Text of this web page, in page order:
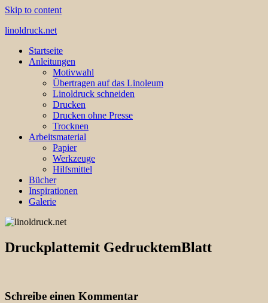
Skip to content
linoldruck.net
Anleitungen, Tutorials und Infos
Startseite
Anleitungen
Motivwahl
Übertragen auf das Linoleum
Linoldruck schneiden
Drucken
Drucken ohne Presse
Trocknen
Arbeitsmaterial
Papier
Werkzeuge
Hilfsmittel
Bücher
Inspirationen
Galerie
Druckplattemit GedrucktemBlatt
Schreibe einen Kommentar